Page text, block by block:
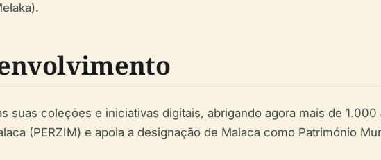
suas coleções e iniciativas digitais, abrigando agora mais de
(PERZIM) e apoia a designação de Malaca como Património